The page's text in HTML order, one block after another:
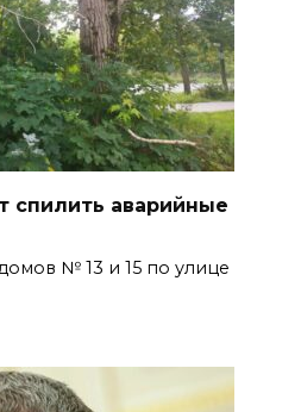
спилить аварийные
№ 13 и 15 по улице